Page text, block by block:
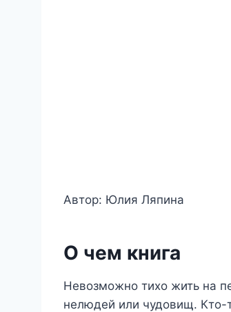
Автор: Юлия Ляпина
О чем книга
Невозможно тихо жить на
нелюдей или чудовищ. Кто-